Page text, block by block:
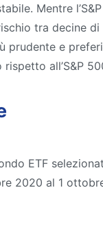
Mentre
tra decine
e
all’S&P
ETF
2020 al 1